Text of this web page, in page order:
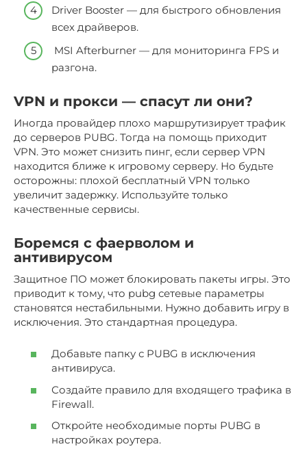
Driver Booster — для быстрого обновления
всех драйверов.
MSI Afterburner — для мониторинга FPS и
разгона.
VPN и прокси — спасут ли они?
Иногда провайдер плохо маршрутизирует трафик
до серверов PUBG. Тогда на помощь приходит
VPN. Это может снизить пинг, если сервер VPN
находится ближе к игровому серверу. Но будьте
осторожны: плохой бесплатный VPN только
увеличит задержку. Используйте только
качественные сервисы.
Боремся с фаерволом и
антивирусом
Защитное ПО может блокировать пакеты игры. Это
приводит к тому, что pubg сетевые параметры
становятся нестабильными. Нужно добавить игру в
исключения. Это стандартная процедура.
Добавьте папку с PUBG в исключения
антивируса.
Создайте правило для входящего трафика в
Firewall.
Откройте необходимые порты PUBG в
настройках роутера.